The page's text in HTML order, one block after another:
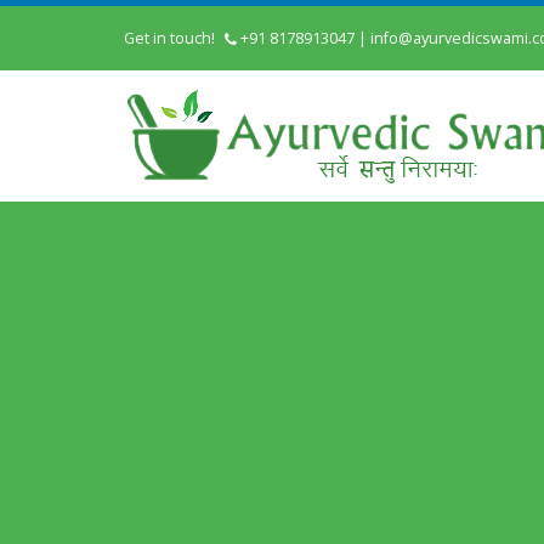
Get in touch! +91 8178913047 |